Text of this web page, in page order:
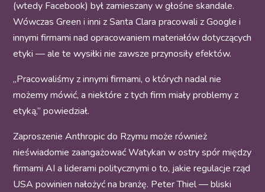
(wtedy Facebook) był zamieszany w głośne skandale.
Wówczas Green i inni z Santa Clara pracowali z Google i
innymi firmami nad opracowaniem materiałów dotyczących
etyki — ale te wysiłki nie zawsze przynosiły efektów.
„Pracowaliśmy z innymi firmami, o których nadal nie
możemy mówić, a niektóre z tych firm miały problemy z
etyką,” powiedział.
Zaproszenie Anthropic do Rzymu może również
nieświadomie zaangażować Watykan w ostry spór między
firmami AI a liderami politycznymi o to, jakie regulacje rząd
USA powinien nałożyć na branżę. Peter Thiel — bliski